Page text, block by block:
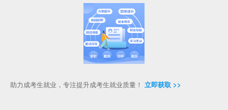
助力成考生就业，专注提升成考生就业质量！ 立即获取 >>